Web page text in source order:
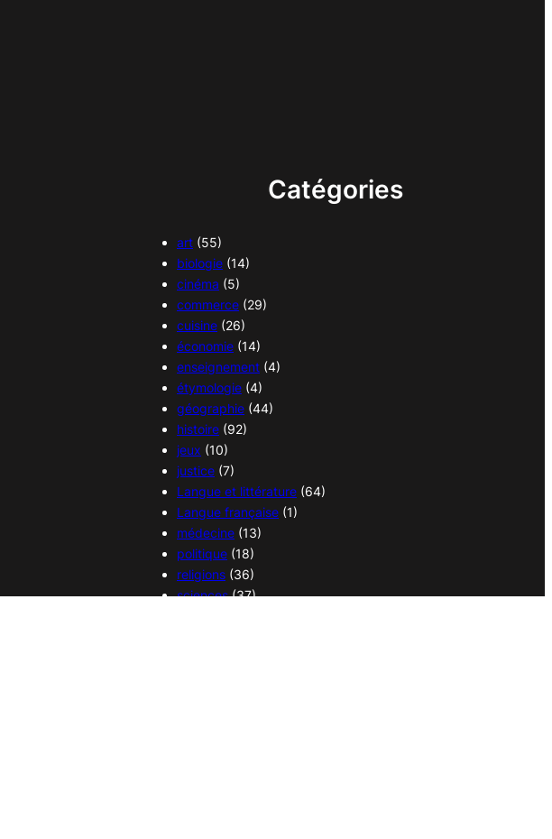
Catégories
art (55)
biologie (14)
cinéma (5)
commerce (29)
cuisine (26)
économie (14)
enseignement (4)
étymologie (4)
géographie (44)
histoire (92)
jeux (10)
justice (7)
Langue et littérature (64)
Langue française (1)
médecine (13)
politique (18)
religions (36)
sciences(37)